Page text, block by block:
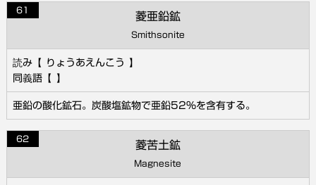
61
菱亜鉛鉱
Smithsonite
りょうあえんこう
亜鉛の酸化鉱石。炭酸塩鉱物で亜鉛52％を含有する。
62
菱苦土鉱
Magnesite